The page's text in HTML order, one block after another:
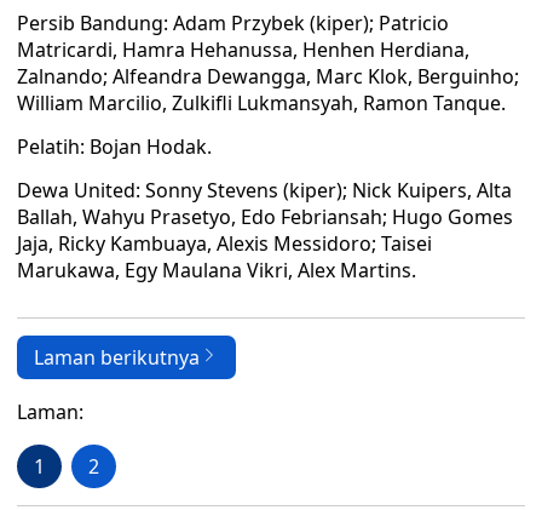
Persib Bandung: Adam Przybek (kiper); Patricio
Matricardi, Hamra Hehanussa, Henhen Herdiana,
Zalnando; Alfeandra Dewangga, Marc Klok, Berguinho;
William Marcilio, Zulkifli Lukmansyah, Ramon Tanque.
Pelatih: Bojan Hodak.
Dewa United: Sonny Stevens (kiper); Nick Kuipers, Alta
Ballah, Wahyu Prasetyo, Edo Febriansah; Hugo Gomes
Jaja, Ricky Kambuaya, Alexis Messidoro; Taisei
Marukawa, Egy Maulana Vikri, Alex Martins.
Laman berikutnya
Laman:
1 2